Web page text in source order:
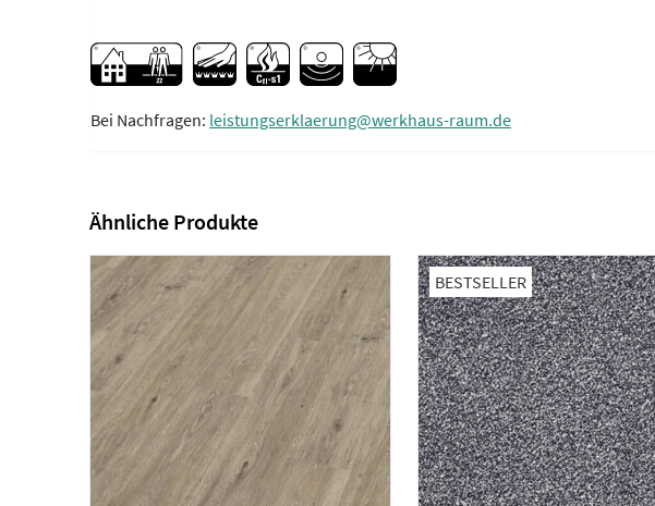
Bei Nachfragen: leistungserklaerung@werkhaus-raum.de
Ähnliche Produkte
BESTSELLER